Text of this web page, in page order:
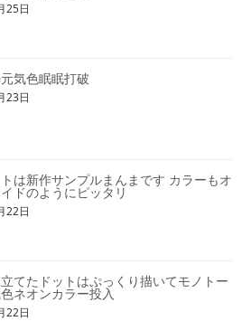
25日
気色眠眠打破
23日
は新作サンプルまんまです カラーもオ
ドのようにピッタリ
22日
てたドットはぷっくり描いてモノトー
ネオンカラー投入
22日